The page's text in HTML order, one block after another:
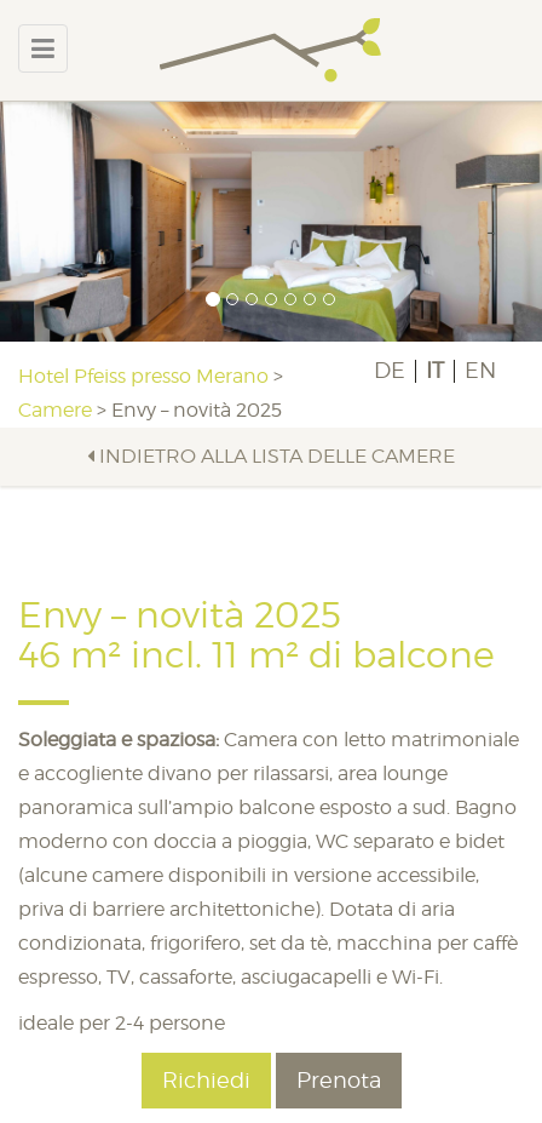
DE IT EN
Hotel Pfeiss presso Merano >
Camere > Envy – novità 2025
INDIETRO ALLA LISTA DELLE CAMERE
Envy – novità 2025
46 m² incl. 11 m² di balcone
Soleggiata e spaziosa: Camera con letto matrimoniale
e accogliente divano per rilassarsi, area lounge
panoramica sull’ampio balcone esposto a sud. Bagno
moderno con doccia a pioggia, WC separato e bidet
(alcune camere disponibili in versione accessibile,
priva di barriere architettoniche). Dotata di aria
condizionata, frigorifero, set da tè, macchina per caffè
espresso, TV, cassaforte, asciugacapelli e Wi-Fi.
ideale per 2-4 persone
Richiedi Prenota